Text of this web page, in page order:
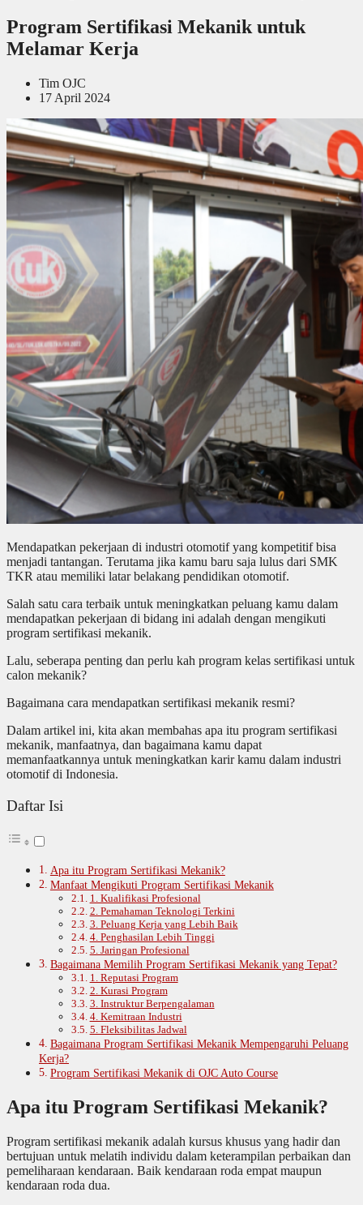
Program Sertifikasi Mekanik untuk
Melamar Kerja
Tim OJC
17 April 2024
Mendapatkan pekerjaan di industri otomotif yang kompetitif bisa
menjadi tantangan. Terutama jika kamu baru saja lulus dari SMK
TKR atau memiliki latar belakang pendidikan otomotif.
Salah satu cara terbaik untuk meningkatkan peluang kamu dalam
mendapatkan pekerjaan di bidang ini adalah dengan mengikuti
program sertifikasi mekanik.
Lalu, seberapa penting dan perlu kah program kelas sertifikasi untuk
calon mekanik?
Bagaimana cara mendapatkan sertifikasi mekanik resmi?
Dalam artikel ini, kita akan membahas apa itu program sertifikasi
mekanik, manfaatnya, dan bagaimana kamu dapat
memanfaatkannya untuk meningkatkan karir kamu dalam industri
otomotif di Indonesia.
Daftar Isi
Apa itu Program Sertifikasi Mekanik?
Manfaat Mengikuti Program Sertifikasi Mekanik
1. Kualifikasi Profesional
2. Pemahaman Teknologi Terkini
3. Peluang Kerja yang Lebih Baik
4. Penghasilan Lebih Tinggi
5. Jaringan Profesional
Bagaimana Memilih Program Sertifikasi Mekanik yang Tepat?
1. Reputasi Program
2. Kurasi Program
3. Instruktur Berpengalaman
4. Kemitraan Industri
5. Fleksibilitas Jadwal
Bagaimana Program Sertifikasi Mekanik Mempengaruhi Peluang
Kerja?
Program Sertifikasi Mekanik di OJC Auto Course
Apa itu Program Sertifikasi Mekanik?
Program sertifikasi mekanik adalah kursus khusus yang hadir dan
bertujuan untuk melatih individu dalam keterampilan perbaikan dan
pemeliharaan kendaraan. Baik kendaraan roda empat maupun
kendaraan roda dua.